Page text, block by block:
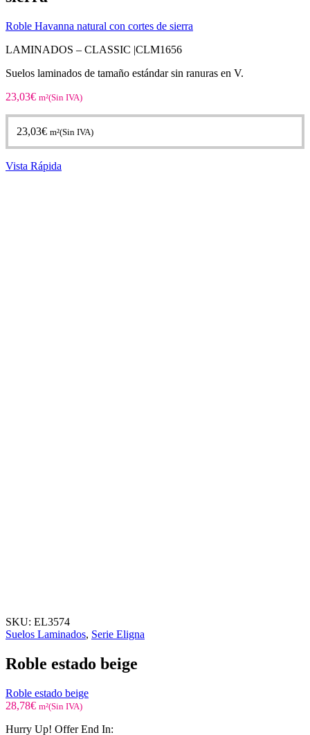
Roble Havanna natural con cortes de sierra
LAMINADOS – CLASSIC |CLM1656
Suelos laminados de tamaño estándar sin ranuras en V.
23,03€ m²(Sin IVA)
23,03€ m²(Sin IVA)
Vista Rápida
SKU: EL3574
Suelos Laminados, Serie Eligna
Roble estado beige
Roble estado beige
28,78€ m²(Sin IVA)
Hurry Up! Offer End In: